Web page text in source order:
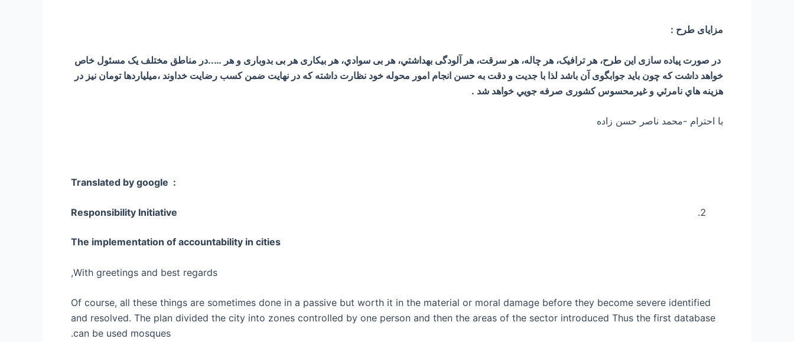
مزایای طرح :
در صورت پیاده سازی این طرح، هر ترافیک، هر چاله، هر سرقت، هر آلودگی بهداشتي، هر بی سوادي، هر بیکاری هر بی بدوباری و هر …..در مناطق مختلف یک مسئول خاص
خواهد داشت که چون باید جوابگوی آن باشد لذا با جديت و دقت به حسن انجام امور محوله خود نظارت داشته كه در نهايت ضمن کسب رضایت خداوند ،ميلياردها تومان نیز در
هزينه هاي نامرئي و غيرمحسوس کشوری صرفه جويي خواهد شد .
با احترام -محمد ناصر حسن زاده
: Translated by google
Responsibility Initiative
The implementation of accountability in cities
With greetings and best regards,
Of course, all these things are sometimes done in a passive but worth it in the material or moral damage before they become severe identified
and resolved. The plan divided the city into zones controlled by one person and then the areas of the sector introduced Thus the first database
can be used mosques.